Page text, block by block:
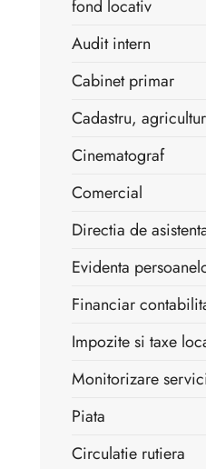
fond locativ
Audit intern
Cabinet primar
Cadastru,
Cinematograf
Comercial
Directia de
Evidenta
Financiar
Impozite si taxe
Monitorizare
Piata
Circulatie rutiera